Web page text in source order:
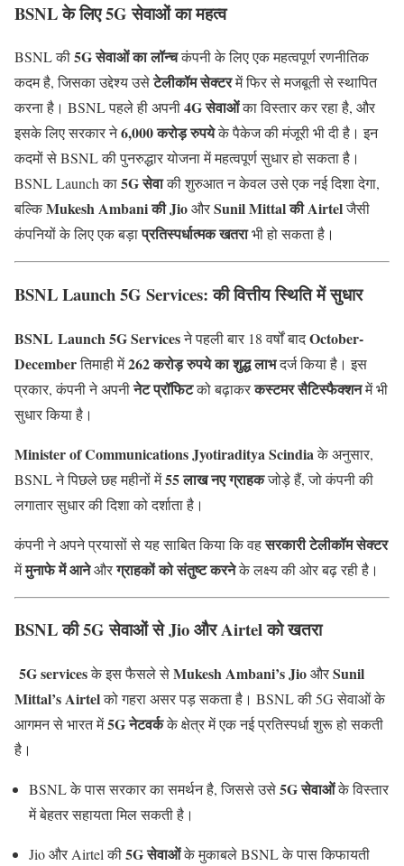
BSNL के लिए 5G सेवाओं का महत्व
BSNL की5G सेवाओं का लॉन्चकंपनी के लिए एक महत्वपूर्ण रणनीतिक
कदम है, जिसका उद्देश्य उसेटेलीकॉम सेक्टरमें फिर से मजबूती से स्थापित
करना है। BSNL पहले ही अपनी4G सेवाओंका विस्तार कर रहा है, और
इसके लिए सरकार ने6,000 करोड़ रुपयेके पैकेज की मंजूरी भी दी है। इन
कदमों से BSNL की पुनरुद्धार योजना में महत्वपूर्ण सुधार हो सकता है।
BSNL Launch का5G सेवाकी शुरुआत न केवल उसे एक नई दिशा देगा,
बल्किMukesh Ambani की JioऔरSunil Mittal की Airtelजैसी
कंपनियों के लिए एक बड़ाप्रतिस्पर्धात्मक खतराभी हो सकता है।
BSNL Launch 5G Services: की वित्तीय स्थिति में सुधार
BSNL Launch 5G Servicesने पहली बार 18 वर्षों बादOctober-
Decemberतिमाही में262 करोड़ रुपये का शुद्ध लाभदर्ज किया है। इस
प्रकार, कंपनी ने अपनीनेट प्रॉफिटको बढ़ाकरकस्टमर सैटिस्फैक्शनमें भी
सुधार किया है।
Minister of CommunicationsJyotiraditya Scindiaके अनुसार,
BSNL ने पिछले छह महीनों में55 लाख नए ग्राहकजोड़े हैं, जो कंपनी की
लगातार सुधार की दिशा को दर्शाता है।
कंपनी ने अपने प्रयासों से यह साबित किया कि वहसरकारी टेलीकॉम सेक्टर
मेंमुनाफे में आनेऔरग्राहकों को संतुष्ट करनेके लक्ष्य की ओर बढ़ रही है।
BSNL की 5G सेवाओं से Jio और Airtel को खतरा
5G servicesके इस फैसले सेMukesh Ambani’s JioऔरSunil
Mittal’s Airtelको गहरा असर पड़ सकता है। BSNL की 5G सेवाओं के
आगमन से भारत में5G नेटवर्कके क्षेत्र में एक नई प्रतिस्पर्धा शुरू हो सकती
है।
BSNL के पास सरकार का समर्थन है, जिससे उसे5G सेवाओंके विस्तार
में बेहतर सहायता मिल सकती है।
Jio और Airtel की5G सेवाओंके मुकाबले BSNL के पास किफायती